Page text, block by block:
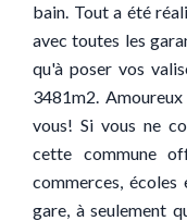
bain. Tout a été
avec toutes les
qu'à poser vos
3481m2.
vous! Si vous ne
cette commune
commerces,
gare, à seulement